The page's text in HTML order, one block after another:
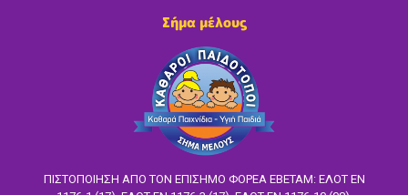
Σήμα μέλους
ΠΙΣΤΟΠΟΙΗΣΗ ΑΠΟ ΤΟΝ ΕΠΙΣΗΜΟ ΦΟΡΕΑ ΕΒΕΤΑΜ: ΕΛΟΤ EN